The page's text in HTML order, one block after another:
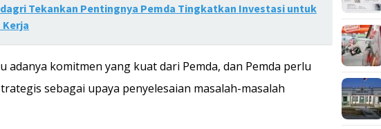
Tekankan Pentingnya Pemda Tingkatkan Investasi untuk
adanya komitmen yang kuat dari Pemda, dan Pemda perlu
sebagai upaya penyelesaian masalah-masalah